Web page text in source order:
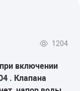
1204
включении
. Клапана